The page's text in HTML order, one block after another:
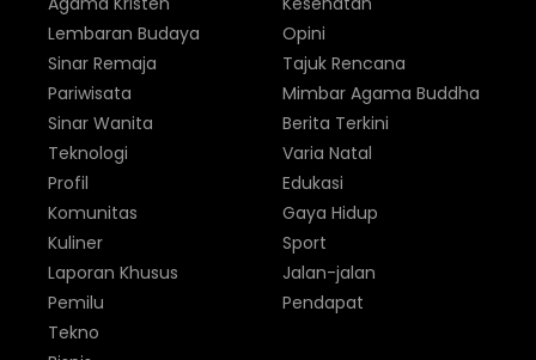
Lembaran Budaya
Sinar Remaja
Pariwisata
Sinar Wanita
Opini
Tajuk Rencana
Mimbar Agama Buddha
Berita Terkini
Teknologi
Profil
Komunitas
Kuliner
Laporan Khusus
Pemilu
Varia Natal
Edukasi
Gaya Hidup
Sport
Jalan-jalan
Pendapat
Tekno